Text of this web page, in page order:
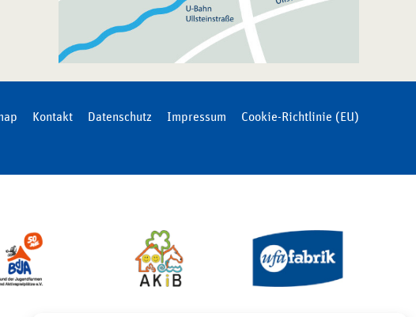
Kontakt Datenschutz Impressum Cookie-Richtlinie (EU)